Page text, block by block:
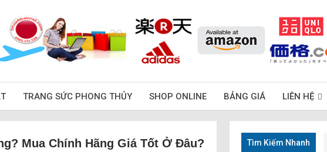
TRANG SỨC PHONG THỦY SHOP ONLINE BẢNG GIÁ LIÊN HỆ
Mua Chính Hãng Giá Tốt Ở Đâu? Tìm Kiếm Nhanh